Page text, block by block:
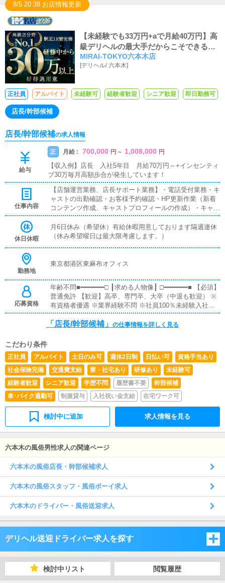
8/5 20:38 お店情報更新
【未経験でも33万円+aで月給40万円】高
級デリヘルの最大手だからこそできるワ
ンランク上の高収入と納得の高待遇でア
ナタをお迎えします！
MIRAI-TOKYO六本木店
[デリヘル/六本木]
正社員 アルバイト 未経験可 経験者歓迎 シニア歓迎 即日勤務可
店長/幹部候補
店長/幹部候補の求人情報
給与
正 月給 : 700,000 円 ～ 1,008,000 円
【収入例】店長 入社5年目 月給70万円～+インセンティ
ブ30万毎月高額歩合が発生しています！
仕事内容
【店舗運営業務、店長サポート業務】・電話受付業務・キ
ャストの出勤確認・お客様予約確認・HP更新作業（新着
コンテンツ作成、キャストプロフィールの作成）・キャス
ト送迎（内勤がメインになります）・事務所の掃除、片付
け※接客のポイント弊社のサービスは、10～50万円と高単
価質の高い接客が必須。コンサルティング力が身に付きま
ング※業務や環境に慣れるまでしっかりサポートします！
休日休暇
月6日休み（希望休）有給休暇用意しております隔週連休
（休み希望曜日は最大限考慮します。）
勤務地
東京都港区東麻布オフィス
応募資格
年齢不問■━━━━━━□ ┃求める人物像┃ □━━━━━━■ 【必須】
普通免許 【歓迎】高卒、専門卒、大卒（中退も歓迎） ※
有資格者優遇 ※業界経験不問 ※社員100％未経験入社（業
界未経験者でも当社では活躍できます！） ※PCでグーグ
ル検索できるレベルであれば問題ありません！！
「店長/幹部候補」 の仕事情報を詳しく見る
こだわり条件
正社員 アルバイト 土日のみ可 週休2日制 日払い可
資格手当あり
社会保険完備
交通費支給 寮・社宅あり 研修あり
未経験可
経験者歓迎
シニア歓迎 学歴不問 履歴書不要
幹部候補
車･バイク通勤可
制服貸与 入社祝い金支給 在宅ワーク可
検討中に追加 求人情報を見る
六本木の風俗男性求人の関連ページ
六本木の風俗店長・幹部候補求人
六本木の風俗スタッフ・風俗ボーイ求人
六本木のドライバー・風俗送迎求人
デリヘル送迎ドライバー求人を探す
東京都
検討中リスト 閲覧履歴